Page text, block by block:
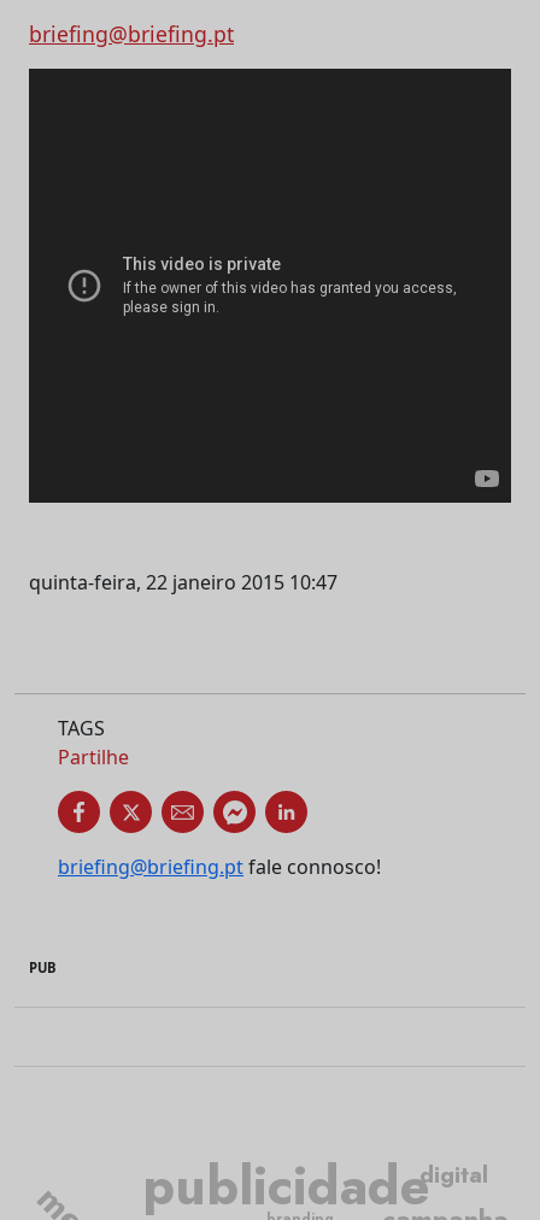
briefing@briefing.pt
quinta-feira, 22 janeiro 2015 10:47
TAGS
Partilhe
briefing@briefing.ptfale connosco!
PUB
publicidadedigital